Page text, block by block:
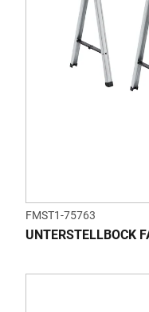
FMST1-75763
UNTERSTELLBOCK